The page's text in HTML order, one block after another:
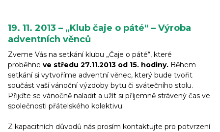
19. 11. 2013 – „Klub čaje o páté“ – Výroba
adventních věnců
Zveme Vás na setkání klubu „Čaje o páté“, které
proběhne ve středu 27.11.2013 od 15. hodiny. Během
setkání si vytvoříme adventní věnec, který bude tvořit
součást vaší vánoční výzdoby bytu či svátečního stolu.
Přijďte se vánočně naladit a užít si příjemně strávený čas ve
společnosti přátelského kolektivu.
Z kapacitních důvodů nás prosím kontaktujte pro potvrzení